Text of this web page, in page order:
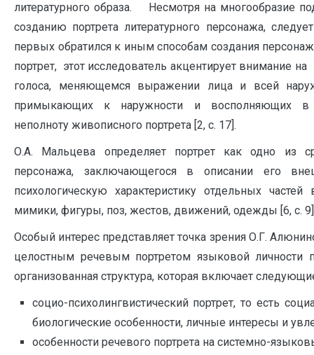
литературного образа. Несмотря на многообразие
созданию портрета литературного персонажа,
первых обратился к иным способам создания
портрет, этот исследователь акцентирует внимание
голоса, меняющемся выражении лица и всей
примыкающих к наружности и восполняющих в
неполноту живописного портрета [2, с. 17].
О.А. Мальцева определяет портрет как одно из
персонажа, заключающегося в описании его
психологическую характеристику отдельных
мимики, фигуры, поз, жестов, движений, одежды [6, с.
Особый интерес представляет точка зрения О.Г.
целостным речевым портретом языковой личности
организованная структура, которая включает
социо-психолингвистический портрет, то есть
биологические особенности, личные интересы и
особенности речевого портрета на системно-